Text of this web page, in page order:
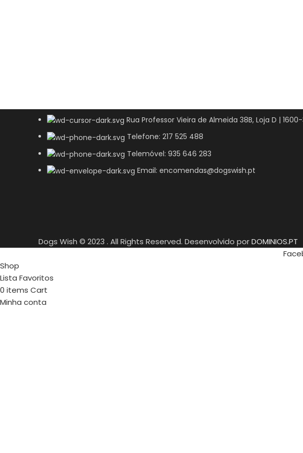
Rua Professor Vieira de Almeida 38B, Loja D |
Telefone: 217 525 488
Telemóvel: 935 646 283
Email: encomendas@dogswish.pt
Dogs Wish © 2023 . All Rights Reserved. Desenvolvido porDOMINIOS.PT
Shop
Lista Favoritos
0 items Cart
Minha conta